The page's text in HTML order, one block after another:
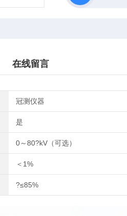
在线留言
冠测仪器
是
0～80?kV（可选）
＜1%
?≤85%